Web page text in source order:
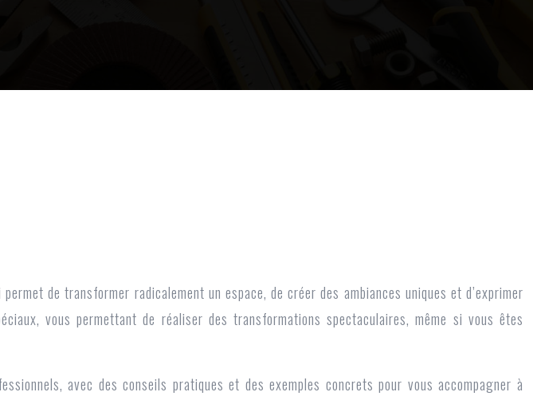
de transformer radicalement un espace, de créer des ambiances uniques et d’exprimer
vous permettant de réaliser des transformations spectaculaires, même si vous êtes
avec des conseils pratiques et des exemples concrets pour vous accompagner à